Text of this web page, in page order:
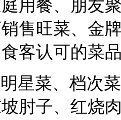
用餐、朋友
售旺菜、金
客认可的菜
星菜、档次
肘子、红烧